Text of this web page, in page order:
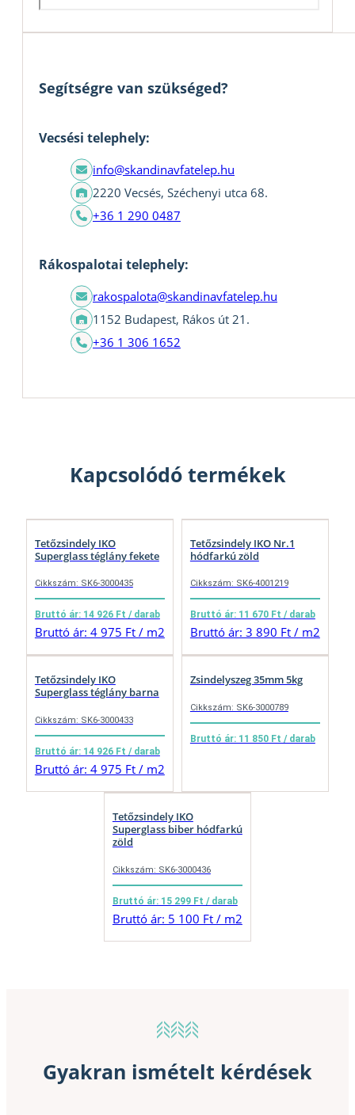
Segítségre van szükséged?
Vecsési telephely:
info@skandinavfatelep.hu
2220 Vecsés, Széchenyi utca 68.
+36 1 290 0487
Rákospalotai telephely:
rakospalota@skandinavfatelep.hu
1152 Budapest, Rákos út 21.
+36 1 306 1652
Kapcsolódó termékek
Tetőzsindely IKO
Superglass téglány fekete
Cikkszám: SK6-3000435
Bruttó ár: 14 926 Ft / darab
Bruttó ár: 4 975 Ft / m2
Tetőzsindely IKO Nr.1
hódfarkú zöld
Cikkszám: SK6-4001219
Bruttó ár: 11 670 Ft / darab
Bruttó ár: 3 890 Ft / m2
Tetőzsindely IKO
Superglass téglány barna
Cikkszám: SK6-3000433
Bruttó ár: 14 926 Ft / darab
Bruttó ár: 4 975 Ft / m2
Zsindelyszeg 35mm 5kg
Cikkszám: SK6-3000789
Bruttó ár: 11 850 Ft / darab
Tetőzsindely IKO
Superglass biber hódfarkú
zöld
Cikkszám: SK6-3000436
Bruttó ár: 15 299 Ft / darab
Bruttó ár: 5 100 Ft / m2
Gyakran ismételt kérdések